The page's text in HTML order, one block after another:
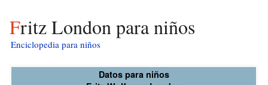
Fritz London para niños
Enciclopedia para niños
Datos para niños